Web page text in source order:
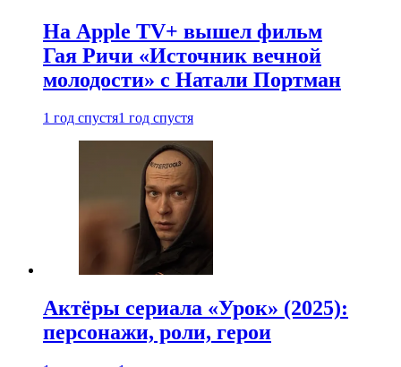
На Apple TV+ вышел фильм
Гая Ричи «Источник вечной
молодости» с Натали Портман
1 год спустя1 год спустя
Актёры сериала «Урок» (2025):
персонажи, роли, герои